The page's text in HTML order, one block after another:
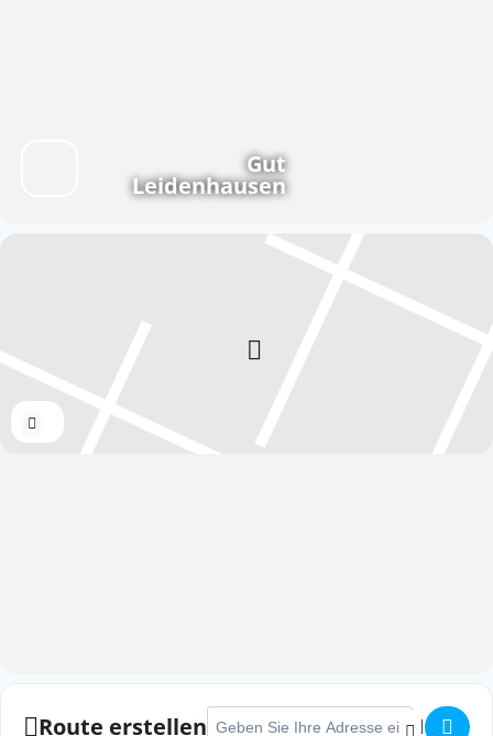
Gut
Leidenhausen
Route erstellen Adresse - Winterlaufserie Porz 1 []